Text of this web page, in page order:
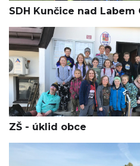
ZŠ - úklid obce